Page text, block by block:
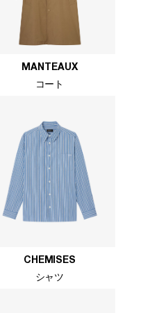
MANTEAUX
コート
CHEMISES
シャツ